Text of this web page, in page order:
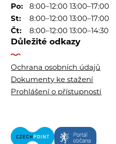
Po:
8:00–12:00 13:00–17:00
St:
8:00–12:00 13:00–17:00
Čt:
8:00–12:00 13:00–14:30
Důležité odkazy
Ochrana osobních údajů
Dokumenty ke stažení
Prohlášení o přístupnosti